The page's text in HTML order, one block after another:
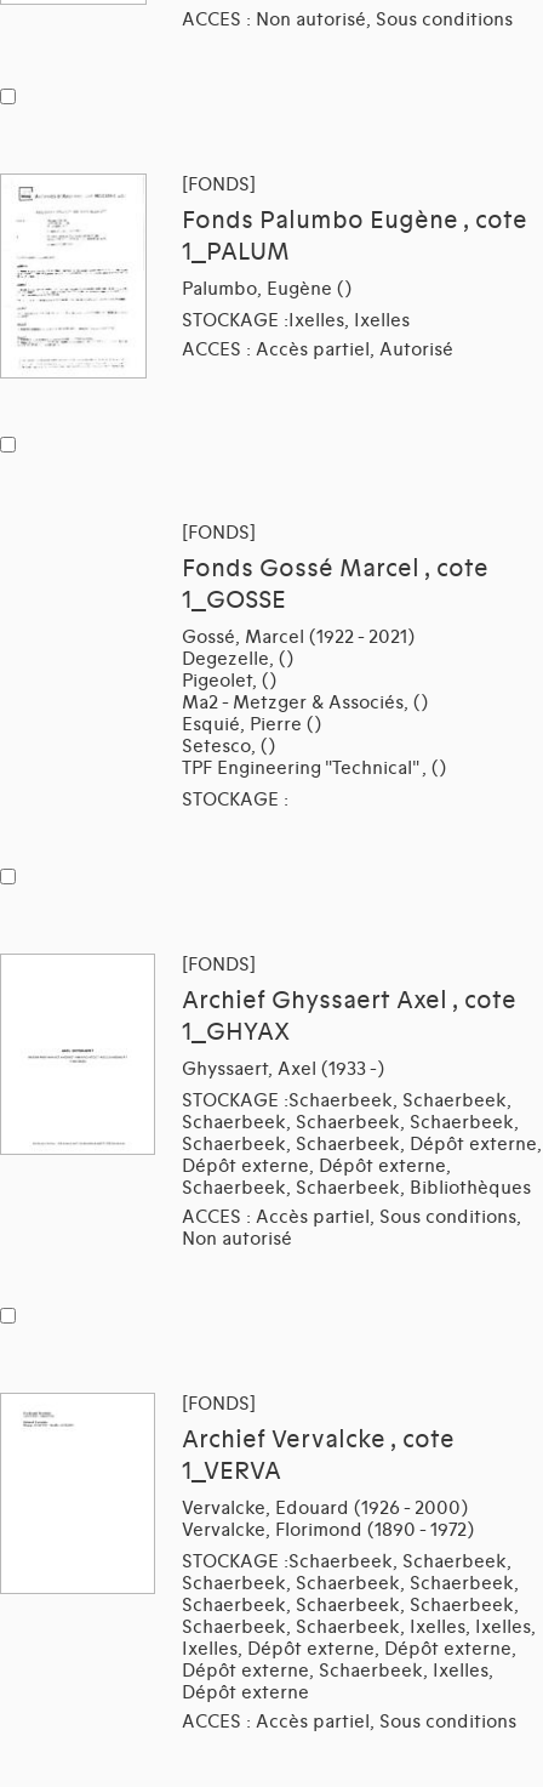
ACCES : Non autorisé, Sous conditions
[FONDS]
Fonds Palumbo Eugène , cote
1_PALUM
Palumbo, Eugène ()
STOCKAGE :Ixelles, Ixelles
ACCES : Accès partiel, Autorisé
[FONDS]
Fonds Gossé Marcel , cote
1_GOSSE
Gossé, Marcel (1922 - 2021)
Degezelle, ()
Pigeolet, ()
Ma2 - Metzger & Associés, ()
Esquié, Pierre ()
Setesco, ()
TPF Engineering "Technical" , ()
STOCKAGE :
[FONDS]
Archief Ghyssaert Axel , cote
1_GHYAX
Ghyssaert, Axel (1933 -)
STOCKAGE :Schaerbeek, Schaerbeek,
Schaerbeek, Schaerbeek, Schaerbeek,
Schaerbeek, Schaerbeek, Dépôt externe,
Dépôt externe, Dépôt externe,
Schaerbeek, Schaerbeek, Bibliothèques
ACCES : Accès partiel, Sous conditions,
Non autorisé
[FONDS]
Archief Vervalcke , cote
1_VERVA
Vervalcke, Edouard (1926 - 2000)
Vervalcke, Florimond (1890 - 1972)
STOCKAGE :Schaerbeek, Schaerbeek,
Schaerbeek, Schaerbeek, Schaerbeek,
Schaerbeek, Schaerbeek, Schaerbeek,
Schaerbeek, Schaerbeek, Ixelles, Ixelles,
Ixelles, Dépôt externe, Dépôt externe,
Dépôt externe, Schaerbeek, Ixelles,
Dépôt externe
ACCES : Accès partiel, Sous conditions